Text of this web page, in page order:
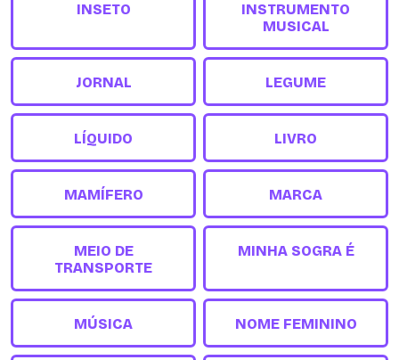
INSETO
INSTRUMENTO
MUSICAL
JORNAL LEGUME
LÍQUIDO LIVRO
MAMÍFERO MARCA
MEIO DE
TRANSPORTE
MINHA SOGRA É
MÚSICA NOME FEMININO